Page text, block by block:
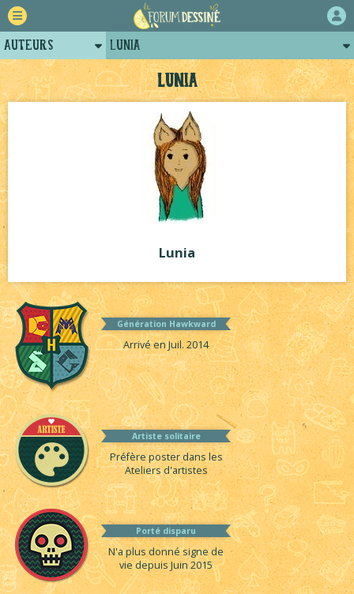
Lunia
Lunia
Génération Hawkward
Arrivé en Juil. 2014
Artiste solitaire
Préfère poster dans les
Ateliers d'artistes
Porté disparu
N'a plus donné signe de
vie depuis Juin 2015
Auteurs
Retour
Forum
Projets
Tutoriels
Lunia
Posts de lunia